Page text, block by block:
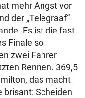
mehr Angst vor
der „Telegraaf“
Es ist die fast
Finale so
zwei Fahrer
Rennen. 369,5
das macht
brisant: Scheiden